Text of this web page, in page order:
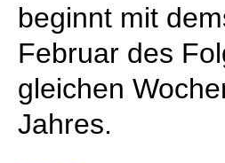
beginnt mit
Februar des
gleichen
Jahres.